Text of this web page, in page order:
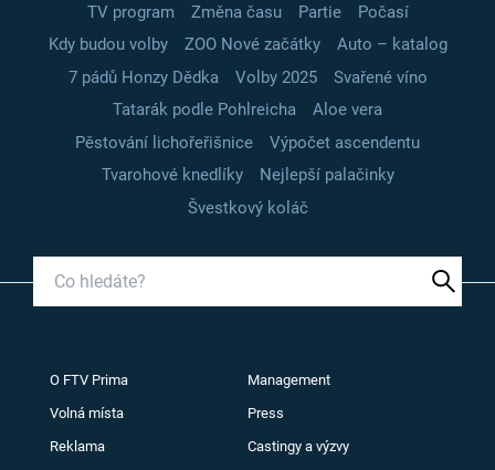
TV program
Změna času Partie
Počasí
Kdy budou volby
ZOO Nové začátky
Auto – katalog
7 pádů Honzy Dědka
Volby 2025
Svařené víno
Tatarák podle Pohlreicha
Aloe vera
Pěstování lichořeřišnice
Výpočet ascendentu
Tvarohové knedlíky
Nejlepší palačinky
Švestkový koláč
O FTV Prima Management
Volná místa Press
Reklama Castingy a výzvy